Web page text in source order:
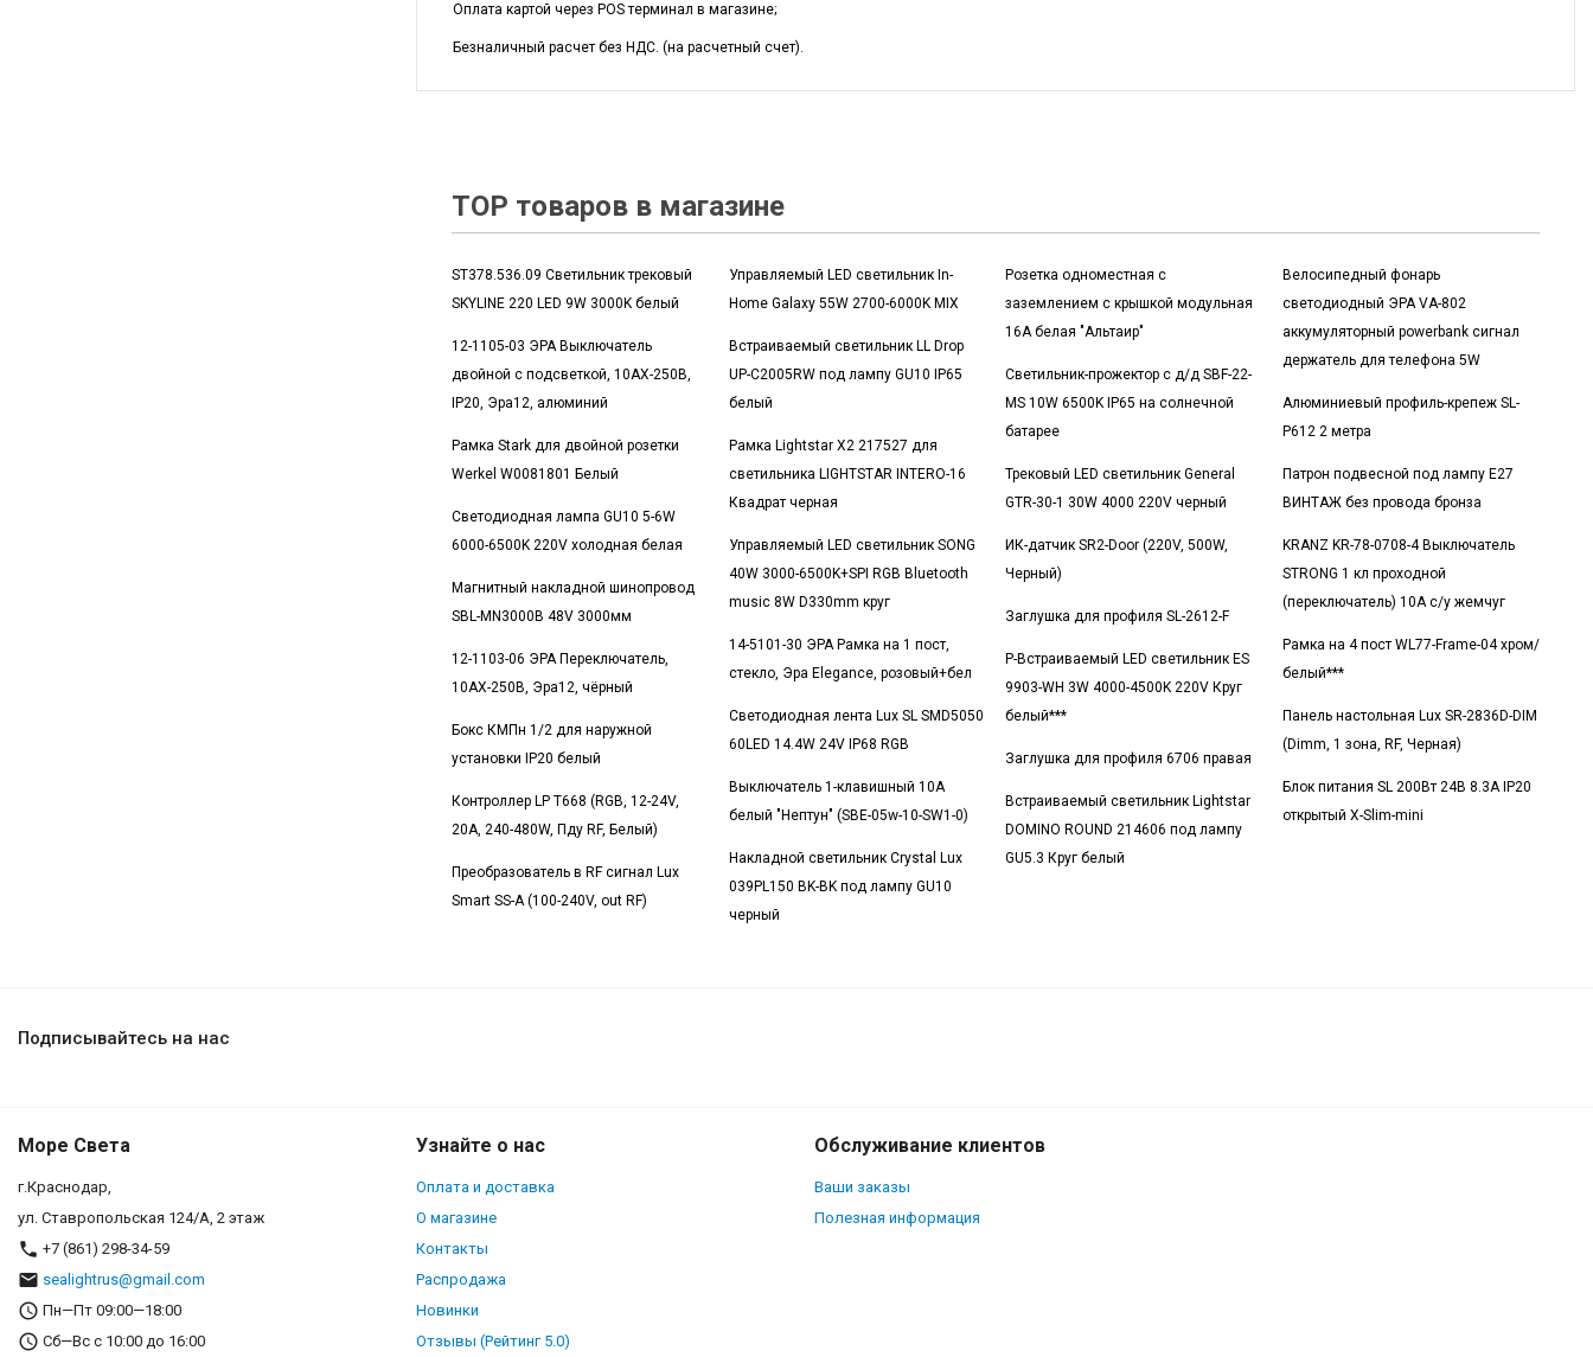
Оплата картой через POS терминал в магазине;
Безналичный расчет без НДС. (на расчетный счет).
TOP товаров в магазине
ST378.536.09 Светильник трековый
SKYLINE 220 LED 9W 3000K белый
12-1105-03 ЭРА Выключатель
двойной с подсветкой, 10АХ-250В,
IP20, Эра12, алюминий
Рамка Stark для двойной розетки
Werkel W0081801 Белый
Светодиодная лампа GU10 5-6W
6000-6500K 220V холодная белая
Магнитный накладной шинопровод
SBL-MN3000B 48V 3000мм
12-1103-06 ЭРА Переключатель,
10АХ-250В, Эра12, чёрный
Бокс КМПн 1/2 для наружной
установки IP20 белый
Контроллер LP T668 (RGB, 12-24V,
20A, 240-480W, Пду RF, Белый)
Преобразователь в RF сигнал Lux
Smart SS-A (100-240V, out RF)
Управляемый LED светильник In-
Home Galaxy 55W 2700-6000K MIX
Встраиваемый светильник LL Drop
UP-C2005RW под лампу GU10 IP65
белый
Рамка Lightstar X2 217527 для
светильника LIGHTSTAR INTERO-16
Квадрат черная
Управляемый LED светильник SONG
40W 3000-6500K+SPI RGB Bluetooth
music 8W D330mm круг
14-5101-30 ЭРА Рамка на 1 пост,
стекло, Эра Elegance, розовый+бел
Светодиодная лента Lux SL SMD5050
60LED 14.4W 24V IP68 RGB
Выключатель 1-клавишный 10А
белый "Нептун" (SBE-05w-10-SW1-0)
Накладной светильник Crystal Lux
039PL150 BK-BK под лампу GU10
черный
Розетка одноместная с
заземлением с крышкой модульная
16А белая "Альтаир"
Светильник-прожектор с д/д SBF-22-
MS 10W 6500K IP65 на солнечной
батарее
Трековый LED светильник General
GTR-30-1 30W 4000 220V черный
ИК-датчик SR2-Door (220V, 500W,
Черный)
Заглушка для профиля SL-2612-F
Р-Встраиваемый LED светильник ES
9903-WH 3W 4000-4500K 220V Круг
белый***
Заглушка для профиля 6706 правая
Встраиваемый светильник Lightstar
DOMINO ROUND 214606 под лампу
GU5.3 Круг белый
Велосипедный фонарь
светодиодный ЭРА VA-802
аккумуляторный powerbank сигнал
держатель для телефона 5W
Алюминиевый профиль-крепеж SL-
P612 2 метра
Патрон подвесной под лампу E27
ВИНТАЖ без провода бронза
KRANZ KR-78-0708-4 Выключатель
STRONG 1 кл проходной
(переключатель) 10А с/у жемчуг
Рамка на 4 пост WL77-Frame-04 хром/
белый***
Панель настольная Lux SR-2836D-DIM
(Dimm, 1 зона, RF, Черная)
Блок питания SL 200Вт 24В 8.3А IP20
открытый X-Slim-mini
Подписывайтесь на нас
Море Света
г.Краснодар,
ул. Ставропольская 124/А, 2 этаж
+7 (861) 298-34-59
sealightrus@gmail.com
Пн—Пт 09:00—18:00
Сб—Вс с 10:00 до 16:00
Узнайте о нас
Оплата и доставка
О магазине
Контакты
Распродажа
Новинки
Отзывы (Рейтинг 5.0)
Обслуживание клиентов
Ваши заказы
Полезная информация